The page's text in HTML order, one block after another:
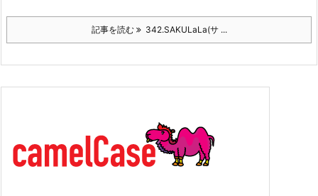
記事を読む 342.SAKULaLa(サ ...